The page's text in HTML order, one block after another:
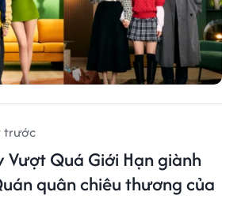
trước
Vượt Quá Giới Hạn giành
quân chiêu thương của